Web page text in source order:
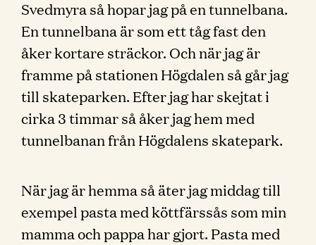
Svedmyra så hopar jag på en tunnelbana.
En tunnelbana är som ett tåg fast den
åker kortare sträckor. Och när jag är
framme på stationen Högdalen så går jag
till skateparken. Efter jag har skejtat i
cirka 3 timmar så åker jag hem med
tunnelbanan från Högdalens skatepark.
När jag är hemma så äter jag middag till
exempel pasta med köttfärssås som min
mamma och pappa har gjort. Pasta med